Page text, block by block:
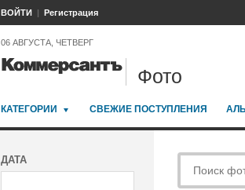
ВОЙТИ Регистрация
06 АВГУСТА, ЧЕТВЕРГ
Фото
КАТЕГОРИИ СВЕЖИЕ ПОСТУПЛЕНИЯ
ДАТА